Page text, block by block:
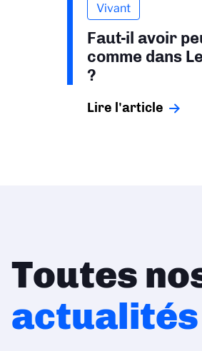
Vivant
Faut-il avoir
comme dans
?
Lire l'article
Toutes
actualités